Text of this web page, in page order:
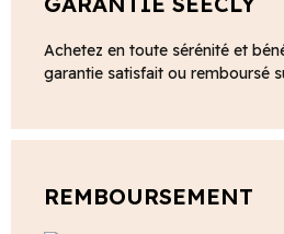
Achetez en toute sérénité et
garantie satisfait ou remboursé
REMBOURSEMENT